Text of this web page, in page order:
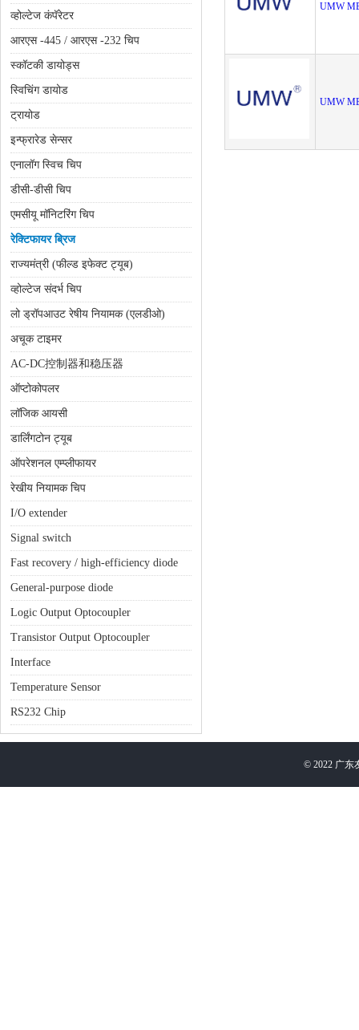
व्होल्टेज कंपॅरेटर
आरएस -445 / आरएस -232 चिप
स्कॉटकी डायोड्स
स्विचिंग डायोड
ट्रायोड
इन्फ्रारेड सेन्सर
एनालॉग स्विच चिप
डीसी-डीसी चिप
एमसीयू मॉनिटरिंग चिप
रेक्टिफायर ब्रिज
राज्यमंत्री (फील्ड इफेक्ट ट्यूब)
व्होल्टेज संदर्भ चिप
लो ड्रॉपआउट रेषीय नियामक (एलडीओ)
अचूक टाइमर
AC-DC控制器和稳压器
ऑप्टोकोपलर
लॉजिक आयसी
डार्लिंगटोन ट्यूब
ऑपरेशनल एम्प्लीफायर
रेखीय नियामक चिप
I/O extender
Signal switch
Fast recovery / high-efficiency diode
General-purpose diode
Logic Output Optocoupler
Transistor Output Optocoupler
Interface
Temperature Sensor
RS232 Chip
UMW
UMW
© 2022 广东